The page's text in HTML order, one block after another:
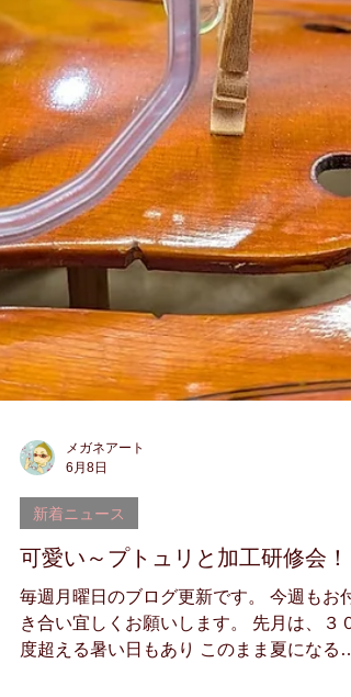
（火曜日）は 通常ですとお休みですが 今
は、久々に 店頭にて、祭り期間中
メガネアート
6月8日
新着ニュース
可愛い～プトュリと加工研修会！